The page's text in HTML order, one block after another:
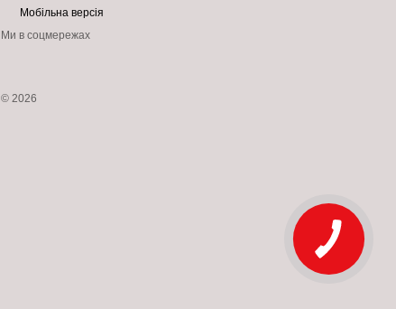
Мобільна версія
Ми в соцмережах
© 2026